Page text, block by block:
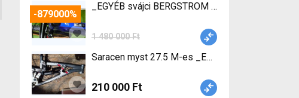
-879000%
_EGYÉB svájci BERGSTROM 29 eFully
1 480 000 Ft
Saracen myst 27.5 M-es _EGYÉB Saracen myst
210 000 Ft